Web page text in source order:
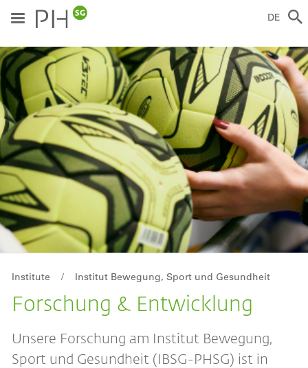
zum
Inhalt
DE
Breadcrumb
Institute Institut Bewegung, Sport und Gesundheit
Forschung & Entwicklung
Unsere Forschung am Institut Bewegung,
Sport und Gesundheit (IBSG-PHSG) ist in